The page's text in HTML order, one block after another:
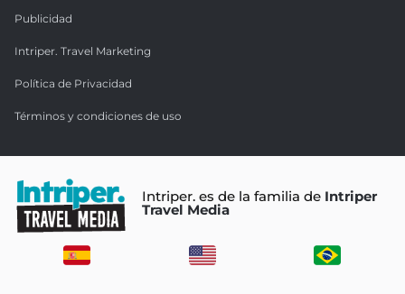
Publicidad
Intriper. Travel Marketing
Política de Privacidad
Términos y condiciones de uso
Intriper. es de la familia de Intriper
Travel Media